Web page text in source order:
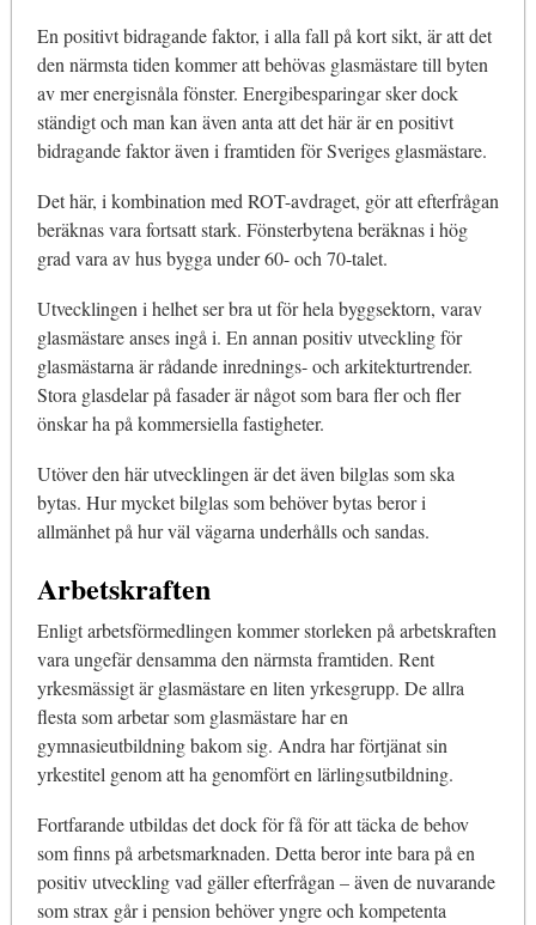
En positivt bidragande faktor, i alla fall på kort sikt, är att det
den närmsta tiden kommer att behövas glasmästare till byten
av mer energisnåla fönster. Energibesparingar sker dock
ständigt och man kan även anta att det här är en positivt
bidragande faktor även i framtiden för Sveriges glasmästare.
Det här, i kombination med ROT-avdraget, gör att efterfrågan
beräknas vara fortsatt stark. Fönsterbytena beräknas i hög
grad vara av hus bygga under 60- och 70-talet.
Utvecklingen i helhet ser bra ut för hela byggsektorn, varav
glasmästare anses ingå i. En annan positiv utveckling för
glasmästarna är rådande inrednings- och arkitekturtrender.
Stora glasdelar på fasader är något som bara fler och fler
önskar ha på kommersiella fastigheter.
Utöver den här utvecklingen är det även bilglas som ska
bytas. Hur mycket bilglas som behöver bytas beror i
allmänhet på hur väl vägarna underhålls och sandas.
Arbetskraften
Enligt arbetsförmedlingen kommer storleken på arbetskraften
vara ungefär densamma den närmsta framtiden. Rent
yrkesmässigt är glasmästare en liten yrkesgrupp. De allra
flesta som arbetar som glasmästare har en
gymnasieutbildning bakom sig. Andra har förtjänat sin
yrkestitel genom att ha genomfört en lärlingsutbildning.
Fortfarande utbildas det dock för få för att täcka de behov
som finns på arbetsmarknaden. Detta beror inte bara på en
positiv utveckling vad gäller efterfrågan – även de nuvarande
som strax går i pension behöver yngre och kompetenta